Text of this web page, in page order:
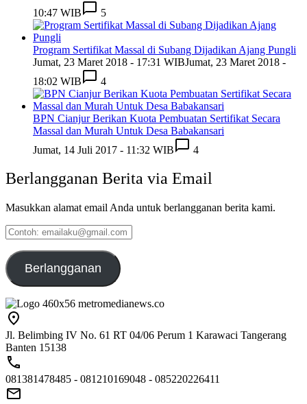
10:47 WIB
5
Program Sertifikat Massal di Subang Dijadikan Ajang Pungli
Jumat, 23 Maret 2018 - 17:31 WIBJumat, 23 Maret 2018 -
18:02 WIB
4
BPN Cianjur Berikan Kuota Pembuatan Sertifikat Secara
Massal dan Murah Untuk Desa Babakansari
Jumat, 14 Juli 2017 - 11:32 WIB
4
Berlangganan Berita via Email
Masukkan alamat email Anda untuk berlangganan berita kami.
Contoh:
emailaku@gmail.com
Berlangganan
Jl. Belimbing IV No. 61 RT 04/06 Perum 1 Karawaci Tangerang
Banten 15138
081381478485 - 081210169048 - 085220226411